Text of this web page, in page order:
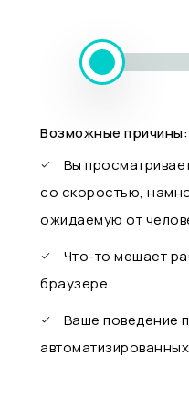
Возможные причины:
Вы
со скоростью,
ожидаемую от
Что-то мешает
браузере
Ваше поведение